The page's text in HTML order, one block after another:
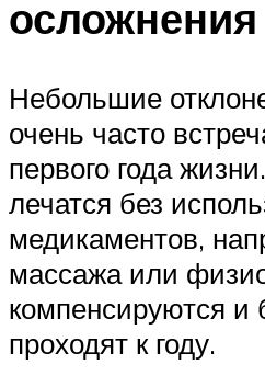
осложнения
Небольшие
очень часто
первого года
лечатся без
медикаментов,
массажа или
компенсируются и
проходят к году.